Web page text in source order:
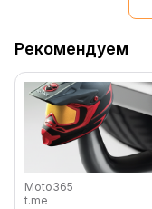
Рекомендуем
Moto365
t.me